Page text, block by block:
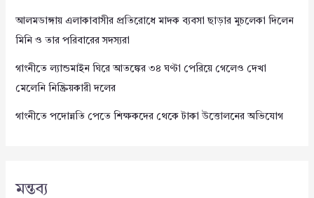
আলমডাঙ্গায় এলাকাবাসীর প্রতিরোধে মাদক ব্যবসা ছাড়ার মুচলেকা দিলেন
মিনি ও তার পরিবারের সদস্যরা
গাংনীতে ল্যান্ডমাইন ঘিরে আতঙ্কের ৩৪ ঘণ্টা পেরিয়ে গেলেও দেখা
মেলেনি নিষ্ক্রিয়কারী দলের
গাংনীতে পদোন্নতি পেতে শিক্ষকদের থেকে টাকা উত্তোলনের অভিযোগ
মন্তব্য